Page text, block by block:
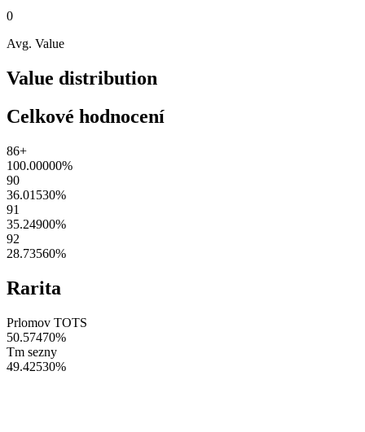
0
Avg. Value
Value distribution
Celkové hodnocení
86+
100.00000%
90
36.01530%
91
35.24900%
92
28.73560%
Rarita
Prlomov TOTS
50.57470%
Tm sezny
49.42530%